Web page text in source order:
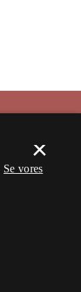
×
Se vores